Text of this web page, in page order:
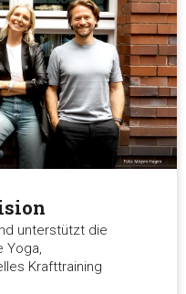
unterstützt die
Yoga,
Krafttraining